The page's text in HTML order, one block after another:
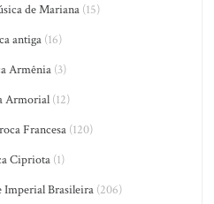
de Mariana(15)
antiga (16)
Armênia(3)
Armorial(12)
Francesa(120)
Cipriota (1)
Imperial Brasileira(206)